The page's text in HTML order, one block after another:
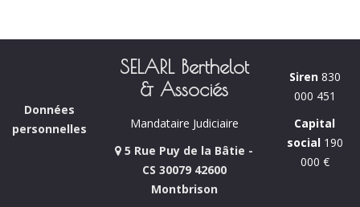
Données
personnelles
SELARL Berthelot
& Associés
Mandataire Judiciaire
5 Rue Puy de la Bâtie -
CS 30079 42600
Montbrison
Siren830
000 451
Capital
social190
000 €